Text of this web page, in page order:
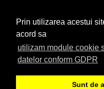
Prin utilizarea acestui
acord sa
utilizam module cookie
datelor conform GDPR
Sunt de